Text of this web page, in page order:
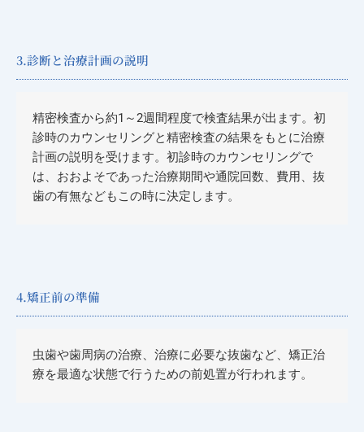
3.診断と治療計画の説明
精密検査から約1～2週間程度で検査結果が出ます。初
診時のカウンセリングと精密検査の結果をもとに治療
計画の説明を受けます。初診時のカウンセリングで
は、おおよそであった治療期間や通院回数、費用、抜
歯の有無などもこの時に決定します。
4.矯正前の準備
虫歯や歯周病の治療、治療に必要な抜歯など、矯正治
療を最適な状態で行うための前処置が行われます。